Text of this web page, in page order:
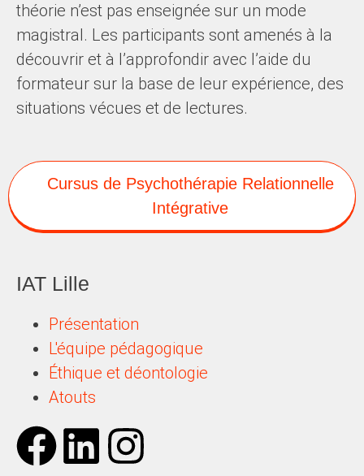
théorie n’est pas enseignée sur un mode
magistral. Les participants sont amenés à la
découvrir et à l’approfondir avec l’aide du
formateur sur la base de leur expérience, des
situations vécues et de lectures.
Cursus de Psychothérapie Relationnelle
Intégrative
IAT Lille
Présentation
L'équipe pédagogique
Éthique et déontologie
Atouts